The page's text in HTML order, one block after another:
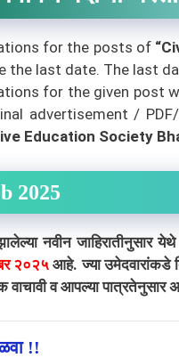
for the posts of
the last date. The last
for the given post
advertisement /
Education Society
2025
जाहिरातीनुसार येथे
२०२५आहे. ज्या उमेदवारांकडे
व आपल्या पात्रतेनुसार
!!